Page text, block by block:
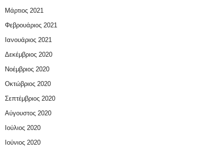
Μάρτιος 2021
Φεβρουάριος 2021
Ιανουάριος 2021
Δεκέμβριος 2020
Νοέμβριος 2020
Οκτώβριος 2020
Σεπτέμβριος 2020
Αύγουστος 2020
Ιούλιος 2020
Ιούνιος 2020